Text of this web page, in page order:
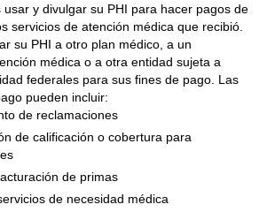
usar y divulgar su PHI para hacer pagos de
servicios de atención médica que recibió.
su PHI a otro plan médico, a un
médica o a otra entidad sujeta a
federales para sus fines de pago. Las
pueden incluir:
de reclamaciones
de calificación o cobertura para
de primas
de necesidad médica